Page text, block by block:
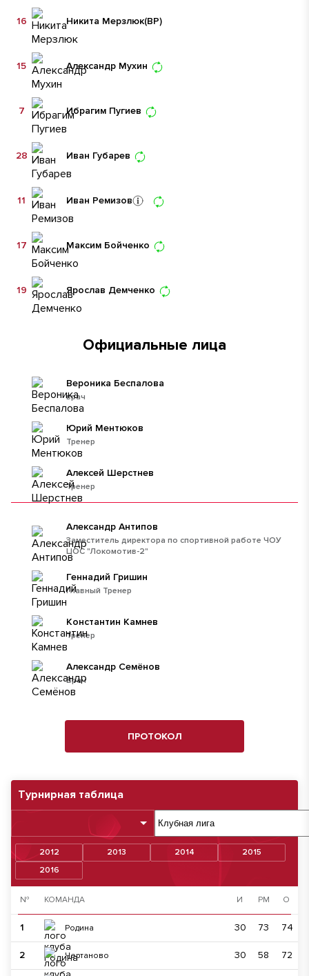
Турнирная таблица
2012 2013 2014
2015
2016
№ КОМАНДА И РМ О
1 Родина 30 73 74
2 Чертаново 30 58 72
Никита Мерзлюк(ВР)
16
Александр Мухин
15
Ибрагим Пугиев
7
Иван Губарев
28
Иван Ремизов
11
Максим Бойченко
17
Ярослав Демченко
19
Официальные лица
врач
Вероника Беспалова
Тренер
Юрий Ментюков
Тренер
Алексей Шерстнев
Заместитель директора по спортивной работе ЧОУ
ЦОС "Локомотив-2"
Александр Антипов
Главный Тренер
Геннадий Гришин
Тренер
Константин Камнев
Врач
Александр Семёнов
ПРОТОКОЛ